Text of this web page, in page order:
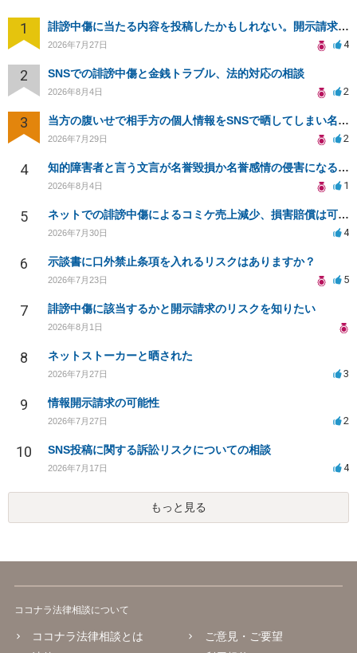
1 誹謗中傷に当たる内容を投稿したかもしれない。開示請求や民事刑事裁判に発展しうるのか教えて欲しい。
2026年7月27日 4
2 SNSでの誹謗中傷と金銭トラブル、法的対応の相談
2026年8月4日 2
3 当方の腹いせで相手方の個人情報をSNSで晒してしまい名誉毀損させてしまったかもしれない
2026年7月29日 2
4 知的障害者と言う文言が名誉毀損か名誉感情の侵害になるか教えてほしい。
2026年8月4日 1
5 ネットでの誹謗中傷によるコミケ売上減少、損害賠償は可能か？
2026年7月30日 4
6 示談書に口外禁止条項を入れるリスクはありますか？
2026年7月23日 5
7 誹謗中傷に該当するかと開示請求のリスクを知りたい
2026年8月1日
8 ネットストーカーと晒された
2026年7月27日 3
9 情報開示請求の可能性
2026年7月27日 2
10 SNS投稿に関する訴訟リスクについての相談
2026年7月17日 4
もっと見る
ココナラ法律相談について
ココナラ法律相談とは
ご意見・ご要望